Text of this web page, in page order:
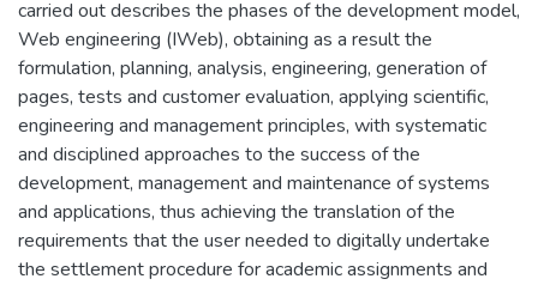
carried out describes the phases of the development model,
Web engineering (IWeb), obtaining as a result the
formulation, planning, analysis, engineering, generation of
pages, tests and customer evaluation, applying scientific,
engineering and management principles, with systematic
and disciplined approaches to the success of the
development, management and maintenance of systems
and applications, thus achieving the translation of the
requirements that the user needed to digitally undertake
the settlement procedure for academic assignments and